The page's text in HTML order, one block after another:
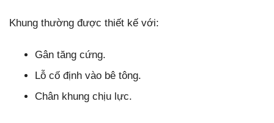
Khung thường được thiết kế với:
Gân tăng cứng.
Lỗ cố định vào bê tông.
Chân khung chịu lực.